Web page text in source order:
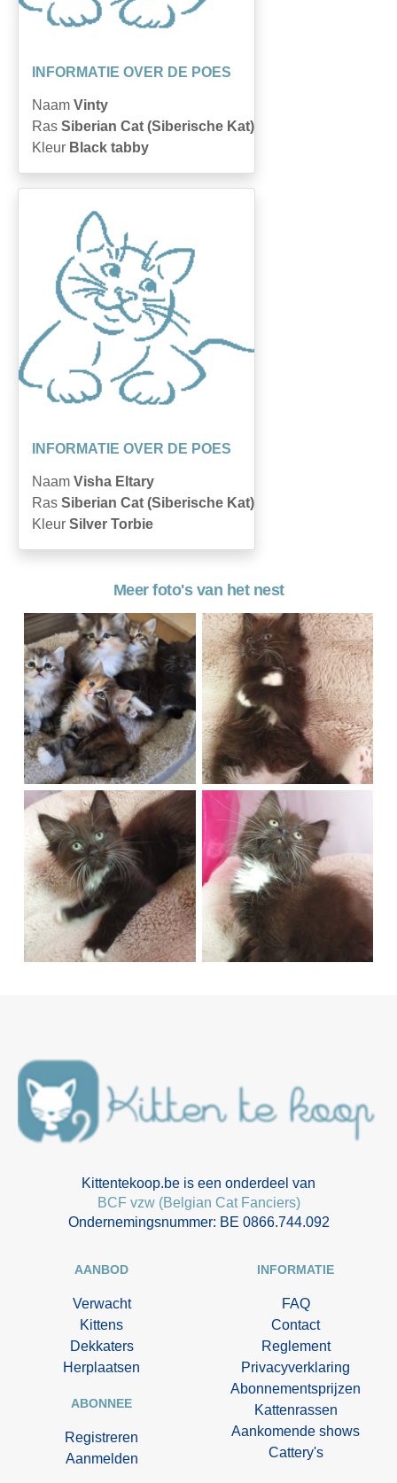
INFORMATIE OVER DE POES
Naam Vinty
Ras Siberian Cat (Siberische Kat)
Kleur Black tabby
INFORMATIE OVER DE POES
Naam Visha Eltary
Ras Siberian Cat (Siberische Kat)
Kleur Silver Torbie
Meer foto's van het nest
Kittentekoop.be is een onderdeel van
BCF vzw (Belgian Cat Fanciers)
Ondernemingsnummer: BE 0866.744.092
AANBOD
Verwacht
Kittens
Dekkaters
Herplaatsen
ABONNEE
Registreren
Aanmelden
INFORMATIE
FAQ
Contact
Reglement
Privacyverklaring
Abonnementsprijzen
Kattenrassen
Aankomende shows
Cattery's